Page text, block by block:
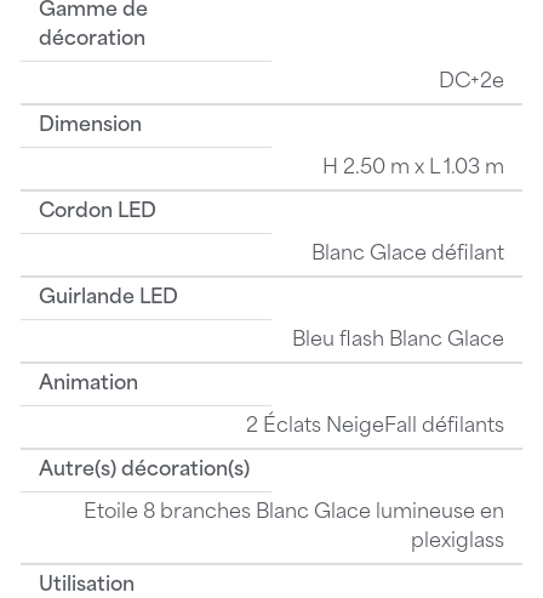
Gamme de
décoration
DC+2e
Dimension
H 2.50 m x L 1.03 m
Cordon LED
Blanc Glace défilant
Guirlande LED
Bleu flash Blanc Glace
Animation
2 Éclats NeigeFall défilants
Autre(s) décoration(s)
Etoile 8 branches Blanc Glace lumineuse en
plexiglass
Utilisation